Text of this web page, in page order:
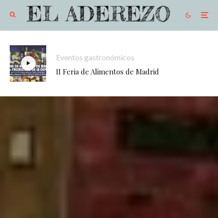
Eventos gastronómicos
II Feria de Alimentos de Madrid